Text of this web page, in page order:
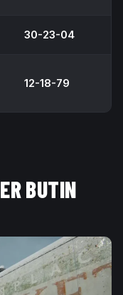
30-23-04
12-18-79
BUTIN